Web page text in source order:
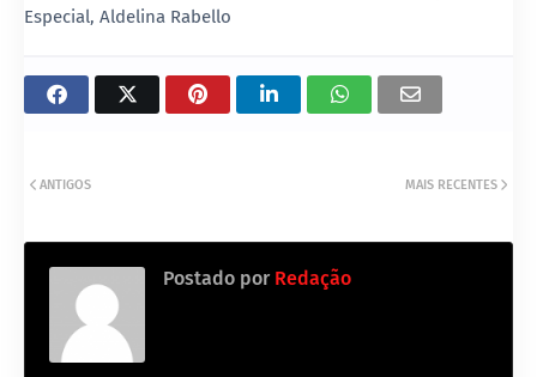
Especial, Aldelina Rabello
MAIS RECENTES
ANTIGOS
Postado por Redação